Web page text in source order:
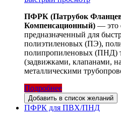
ПФРК (Патрубок
Компенсационный) — это
предназначенный для
полиэтиленовых (ПЭ),
полипропиленовых (ПНД)
(задвижками, клапанами,
металлическими
Подробнее
Добавить в список желаний
ПФРК для ПВХ/ПНД